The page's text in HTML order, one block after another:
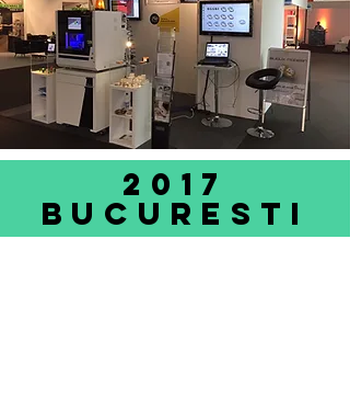
2017
BUCURESTI